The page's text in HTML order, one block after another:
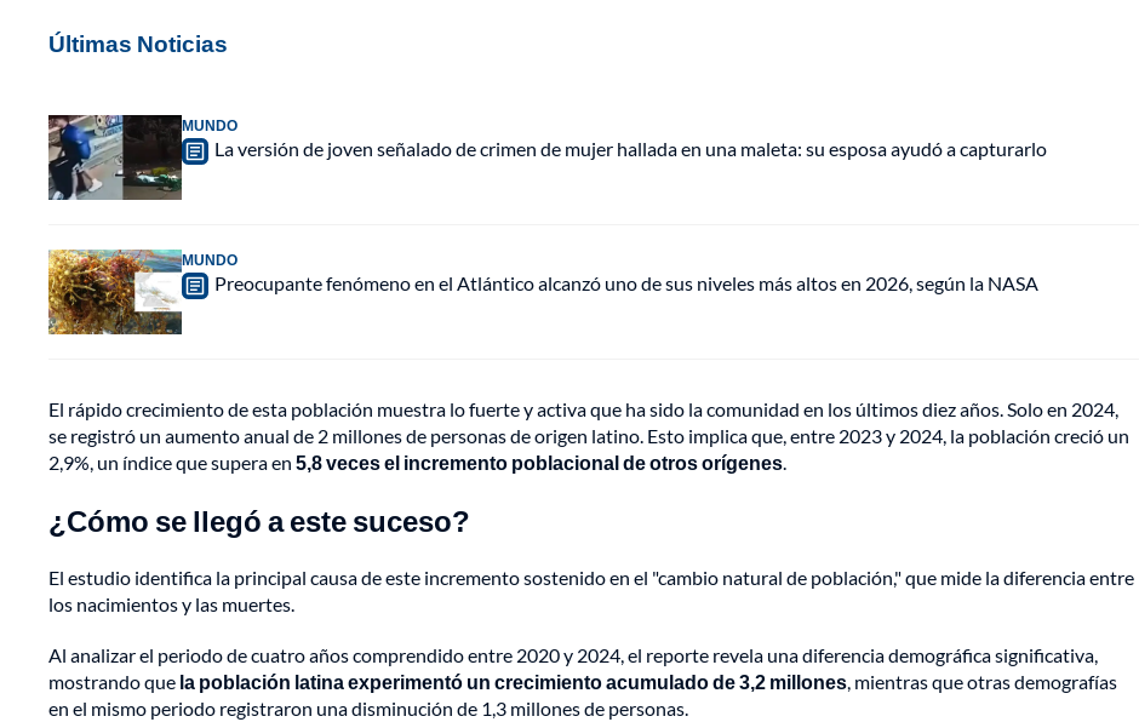
Últimas Noticias
MUNDO
La versión de joven señalado de crimen de mujer hallada en una maleta: su esposa ayudó a capturarlo
MUNDO
Preocupante fenómeno en el Atlántico alcanzó uno de sus niveles más altos en 2026, según la NASA
El rápido crecimiento de esta población muestra lo fuerte y activa que ha sido la comunidad en los últimos diez años. Solo en 2024,
se registró un aumento anual de 2 millones de personas de origen latino. Esto implica que, entre 2023 y 2024, la población creció un
2,9%, un índice que supera en 5,8 veces el incremento poblacional de otros orígenes.
¿Cómo se llegó a este suceso?
El estudio identifica la principal causa de este incremento sostenido en el "cambio natural de población," que mide la diferencia entre
los nacimientos y las muertes.
Al analizar el periodo de cuatro años comprendido entre 2020 y 2024, el reporte revela una diferencia demográfica significativa,
mostrando que la población latina experimentó un crecimiento acumulado de 3,2 millones, mientras que otras demografías
en el mismo periodo registraron una disminución de 1,3 millones de personas.